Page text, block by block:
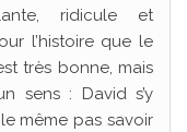
ridicule et
l’histoire que le
très bonne, mais
sens : David s’y
même pas savoir